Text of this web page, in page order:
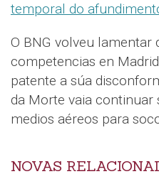
temporal do
O BNG volveu lamentar
competencias en
patente a súa
da Morte vaia continuar
medios aéreos para
NOVAS